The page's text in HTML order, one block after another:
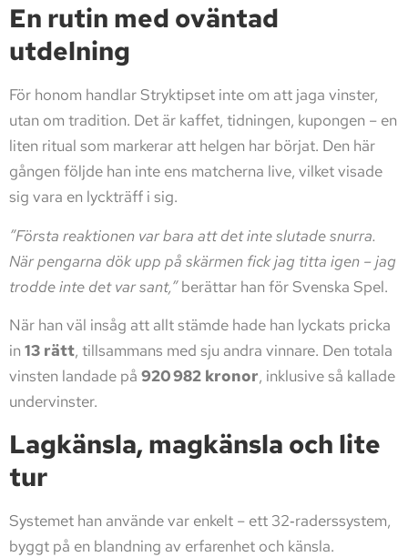
En rutin med oväntad
utdelning
För honom handlar Stryktipset inte om att jaga vinster,
utan om tradition. Det är kaffet, tidningen, kupongen – en
liten ritual som markerar att helgen har börjat. Den här
gången följde han inte ens matcherna live, vilket visade
sig vara en lyckträff i sig.
”Första reaktionen var bara att det inte slutade snurra.
När pengarna dök upp på skärmen fick jag titta igen – jag
trodde inte det var sant,”berättar han för Svenska Spel.
När han väl insåg att allt stämde hade han lyckats pricka
in 13 rätt, tillsammans med sju andra vinnare. Den totala
vinsten landade på 920 982 kronor, inklusive så kallade
undervinster.
Lagkänsla, magkänsla och lite
tur
Systemet han använde var enkelt – ett 32‑raderssystem,
byggt på en blandning av erfarenhet och känsla.